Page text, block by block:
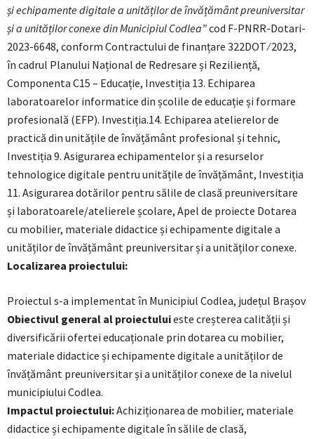
și echipamente digitale a unităților de învățământ preuniversitar
și a unităților conexe din Municipiul Codlea”cod F-PNRR-Dotari-
2023-6648, conform Contractului de finanțare 322DOT ⁄ 2023,
în cadrul Planului Național de Redresare și Reziliență,
Componenta C15 – Educație, Investiția 13. Echiparea
laboratoarelor informatice din școlile de educație și formare
profesională (EFP). Investiția.14. Echiparea atelierelor de
practică din unitățile de învățământ profesional și tehnic,
Investiția 9. Asigurarea echipamentelor și a resurselor
tehnologice digitale pentru unitățile de învățământ, Investiția
11. Asigurarea dotărilor pentru sălile de clasă preuniversitare
și laboratoarele/atelierele școlare, Apel de proiecte Dotarea
cu mobilier, materiale didactice și echipamente digitale a
unităților de învățământ preuniversitar și a unităților conexe.
Localizarea proiectului:
Proiectul s-a implementat în Municipiul Codlea, județul Brașov
Obiectivul general al proiectuluieste creșterea calității și
diversificării ofertei educaționale prin dotarea cu mobilier,
materiale didactice și echipamente digitale a unităților de
învățământ preuniversitar și a unităților conexe de la nivelul
municipiului Codlea.
Impactul proiectului:Achiziționarea de mobilier, materiale
didactice și echipamente digitale în sălile de clasă,